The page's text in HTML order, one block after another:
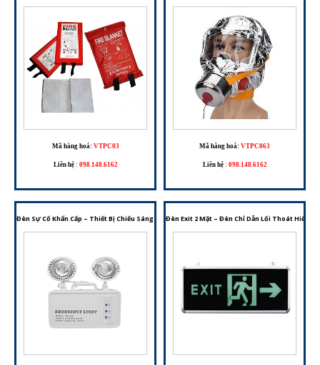
Mã hàng hoá: VTPC03
Liên hệ : 098.148.6162
Mã hàng hoá: VTPC063
Liên hệ : 098.148.6162
Đèn Sự Cố Khẩn Cấp – Thiết Bị Chiếu Sáng Dự Phòng Cho Hệ Thống PCCC
Đèn Exit 2 Mặt – Đèn Chỉ Dẫn Lối Thoát Hiểm